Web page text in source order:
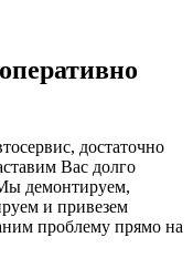
достаточно
Вас долго
демонтируем,
и привезем
проблему прямо на